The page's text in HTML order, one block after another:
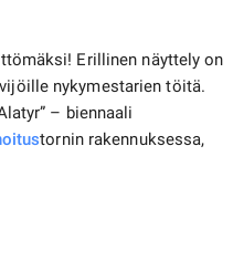
Erillinen näyttely on
nykymestarien töitä.
– biennaali
tornin rakennuksessa,